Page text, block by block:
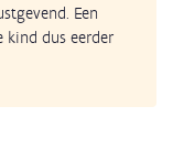
Een
kind dus eerder